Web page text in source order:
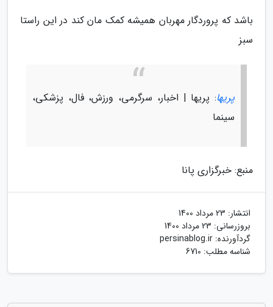
باشد که پروردگار مهربان همیشه کمک مان کند در این راستا
سبز
پریها: پریها | اخبار، سرگرمی، ورزش، فال، پزشکی،
سینما
منبع: خبرگزاری پانا
انتشار: 23 مرداد 1400
بروزرسانی: 23 مرداد 1400
گردآورنده: persinablog.ir
شناسه مطلب: 6710